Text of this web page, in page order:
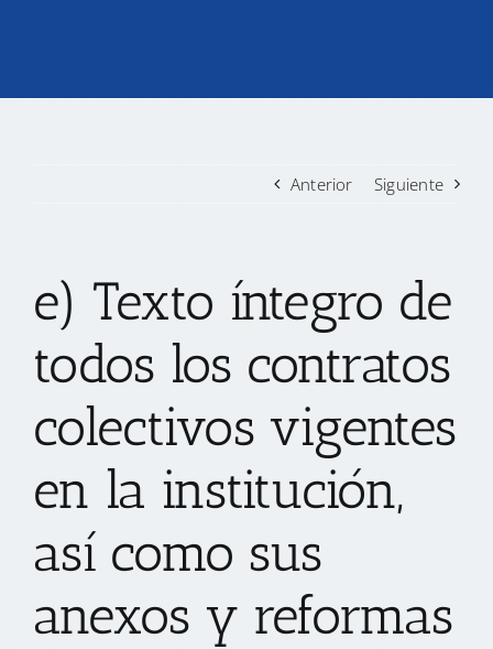
Anterior Siguiente
e) Texto íntegro de
todos los contratos
colectivos vigentes
en la institución,
así como sus
anexos y reformas